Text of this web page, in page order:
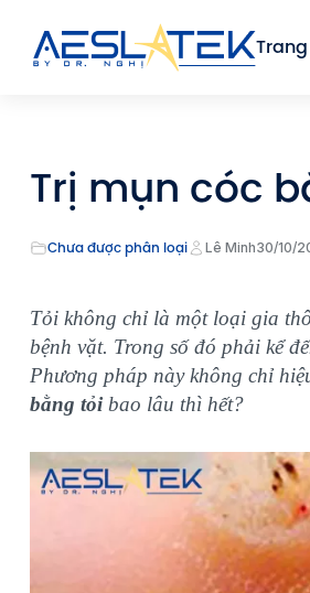
Trị mụn cóc
Chưa được phân loại Lê Minh30/10/
Tỏi không chỉ là một loại gia
bệnh vặt. Trong số đó phải kể
Phương pháp này không chỉ
bằng tỏibao lâu thì hết?